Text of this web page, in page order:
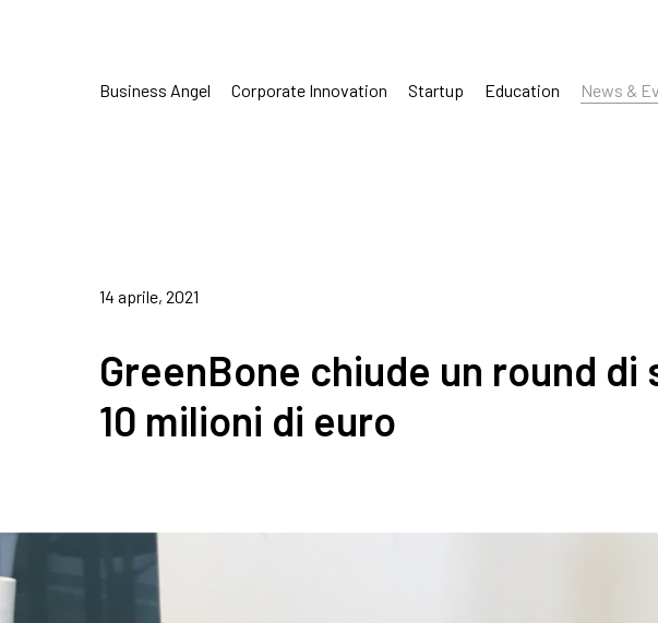
Business Angel Corporate Innovation Startup Education News &
14 aprile, 2021
GreenBone chiude un round di
10 milioni di euro